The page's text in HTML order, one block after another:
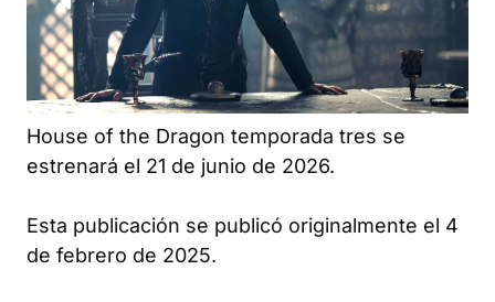
House of the Dragon temporada tres se
estrenará el 21 de junio de 2026.
Esta publicación se publicó originalmente el 4
de febrero de 2025.